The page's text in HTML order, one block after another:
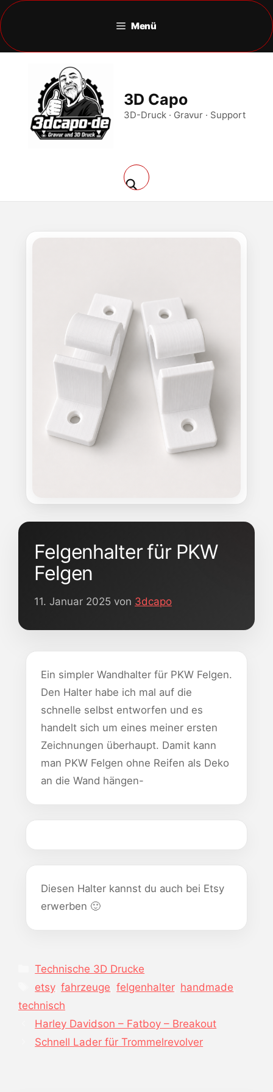
Zum
Inhalt
springen
Menü
3D Capo
3D-Druck · Gravur · Support
Felgenhalter für PKW
Felgen
11. Januar 2025 von 3dcapo
Ein simpler Wandhalter für PKW Felgen.
Den Halter habe ich mal auf die
schnelle selbst entworfen und es
handelt sich um eines meiner ersten
Zeichnungen überhaupt. Damit kann
man PKW Felgen ohne Reifen als Deko
an die Wand hängen-
Diesen Halter kannst du auch bei Etsy
erwerben 🙂
Kategorien
Technische 3D Drucke
Schlagwörter
etsy,fahrzeuge ,felgenhalter, handmade
technisch
Harley Davidson – Fatboy – Breakout
Schnell Lader für Trommelrevolver